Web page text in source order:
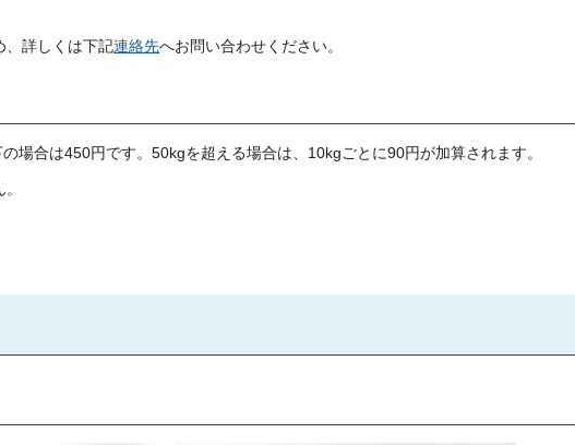
、詳しくは下記連絡先へお問い合わせください。
場合は450円です。50kgを超える場合は、10kgごとに90円が加算されます。